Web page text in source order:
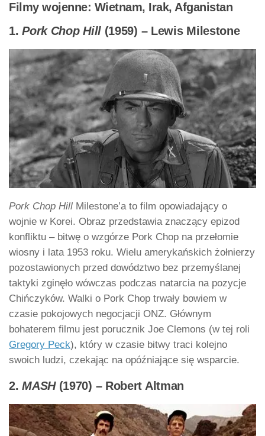
Filmy wojenne: Wietnam, Irak, Afganistan
1. Pork Chop Hill(1959) – Lewis Milestone
Pork Chop Hill Milestone’a to film opowiadający o
wojnie w Korei. Obraz przedstawia znaczący epizod
konfliktu – bitwę o wzgórze Pork Chop na przełomie
wiosny i lata 1953 roku. Wielu amerykańskich żołnierzy
pozostawionych przed dowództwo bez przemyślanej
taktyki zginęło wówczas podczas natarcia na pozycje
Chińczyków. Walki o Pork Chop trwały bowiem w
czasie pokojowych negocjacji ONZ. Głównym
bohaterem filmu jest porucznik Joe Clemons (w tej roli
Gregory Peck), który w czasie bitwy traci kolejno
swoich ludzi, czekając na opóźniające się wsparcie.
2.MASH(1970) – Robert Altman